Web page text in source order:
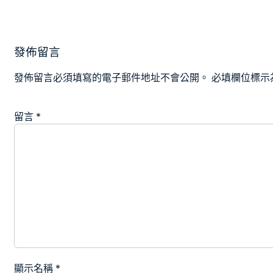
發佈留言
發佈留言必須填寫的電子郵件地址不會公開。 必填欄位標
留言 *
顯示名稱 *